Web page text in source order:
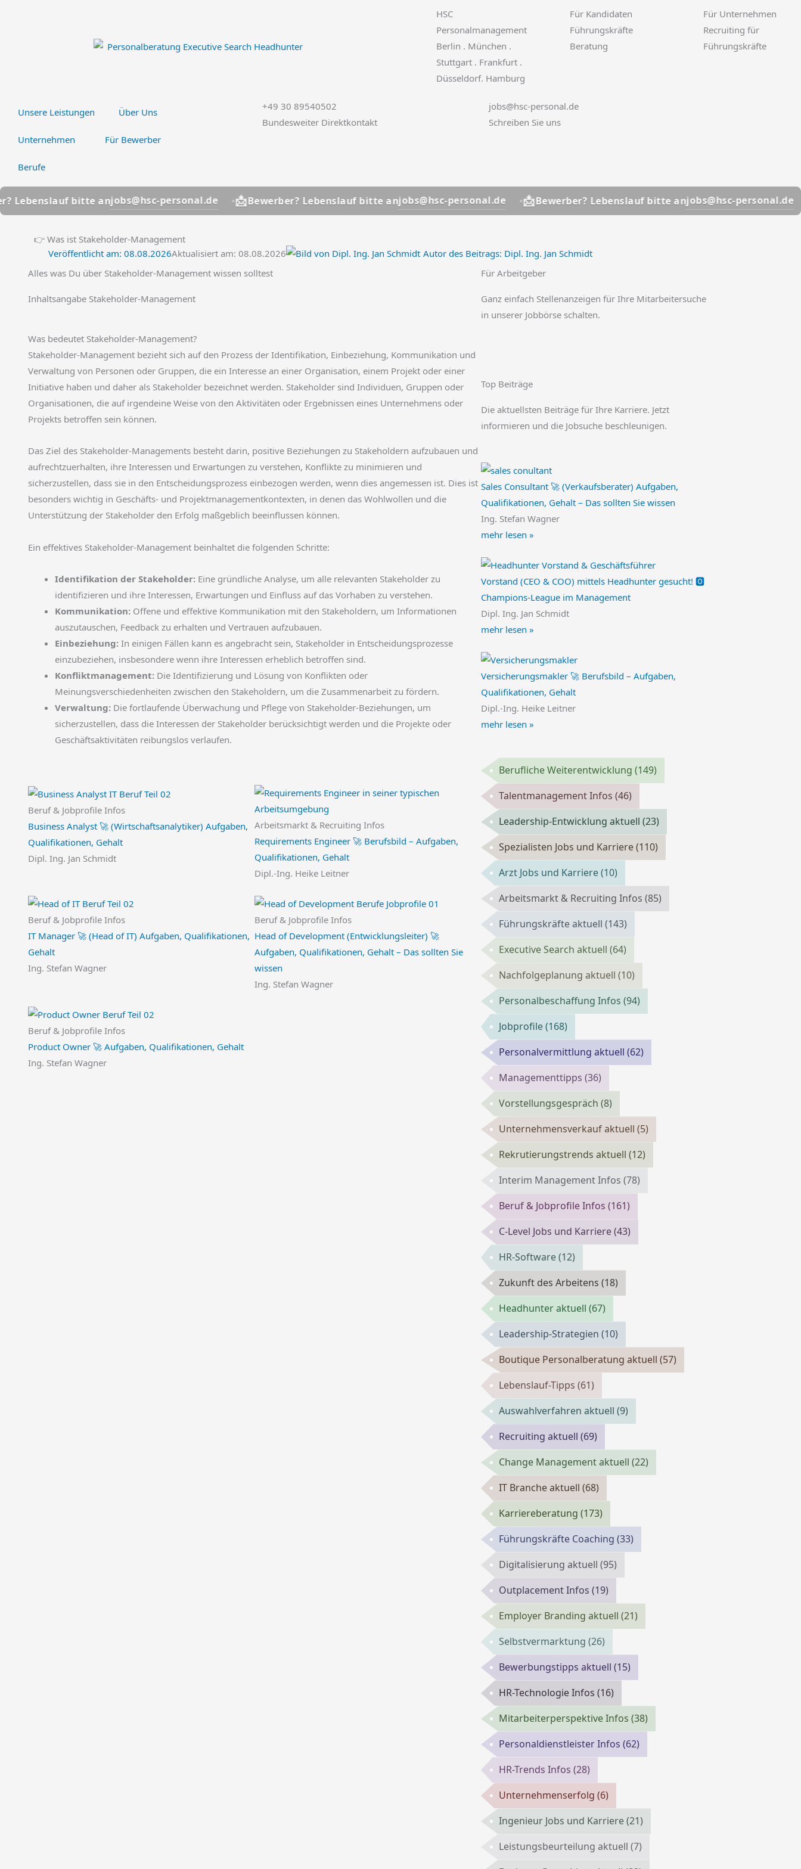
HSC
Personalmanagement
Berlin . München .
Stuttgart . Frankfurt .
Düsseldorf. Hamburg
Für Kandidaten
Führungskräfte
Beratung
Für Unternehmen
Recruiting für
Führungskräfte
Unsere Leistungen Über Uns
Unternehmen Für Bewerber
Berufe
+49 30 89540502
Bundesweiter Direktkontakt
jobs@hsc-personal.de
Schreiben Sie uns
bitte anjobs@hsc-personal.de 📩Bewerber? Lebenslauf bitte anjobs@hsc-personal.de 📩Bewerber? Lebenslauf bitte anjobs@hsc-personal.de 📩
👉 Was ist Stakeholder-Management
Veröffentlicht am: 08.08.2026Aktualisiert am: 08.08.2026 Autor des Beitrags: Dipl. Ing. Jan Schmidt
Alles was Du über Stakeholder-Management wissen solltest
Inhaltsangabe Stakeholder-Management
Was bedeutet Stakeholder-Management?
Stakeholder-Management bezieht sich auf den Prozess der Identifikation, Einbeziehung, Kommunikation und
Verwaltung von Personen oder Gruppen, die ein Interesse an einer Organisation, einem Projekt oder einer
Initiative haben und daher als Stakeholder bezeichnet werden. Stakeholder sind Individuen, Gruppen oder
Organisationen, die auf irgendeine Weise von den Aktivitäten oder Ergebnissen eines Unternehmens oder
Projekts betroffen sein können.
Das Ziel des Stakeholder-Managements besteht darin, positive Beziehungen zu Stakeholdern aufzubauen und
aufrechtzuerhalten, ihre Interessen und Erwartungen zu verstehen, Konflikte zu minimieren und
sicherzustellen, dass sie in den Entscheidungsprozess einbezogen werden, wenn dies angemessen ist. Dies ist
besonders wichtig in Geschäfts- und Projektmanagementkontexten, in denen das Wohlwollen und die
Unterstützung der Stakeholder den Erfolg maßgeblich beeinflussen können.
Ein effektives Stakeholder-Management beinhaltet die folgenden Schritte:
Identifikation der Stakeholder: Eine gründliche Analyse, um alle relevanten Stakeholder zu
identifizieren und ihre Interessen, Erwartungen und Einfluss auf das Vorhaben zu verstehen.
Kommunikation: Offene und effektive Kommunikation mit den Stakeholdern, um Informationen
auszutauschen, Feedback zu erhalten und Vertrauen aufzubauen.
Einbeziehung: In einigen Fällen kann es angebracht sein, Stakeholder in Entscheidungsprozesse
einzubeziehen, insbesondere wenn ihre Interessen erheblich betroffen sind.
Konfliktmanagement: Die Identifizierung und Lösung von Konflikten oder
Meinungsverschiedenheiten zwischen den Stakeholdern, um die Zusammenarbeit zu fördern.
Verwaltung: Die fortlaufende Überwachung und Pflege von Stakeholder-Beziehungen, um
sicherzustellen, dass die Interessen der Stakeholder berücksichtigt werden und die Projekte oder
Geschäftsaktivitäten reibungslos verlaufen.
Beruf & Jobprofile Infos
Business Analyst 🚀 (Wirtschaftsanalytiker) Aufgaben,
Qualifikationen, Gehalt
Dipl. Ing. Jan Schmidt
Arbeitsmarkt & Recruiting Infos
Requirements Engineer 🚀 Berufsbild – Aufgaben,
Qualifikationen, Gehalt
Dipl.-Ing. Heike Leitner
Beruf & Jobprofile Infos
IT Manager 🚀 (Head of IT) Aufgaben, Qualifikationen,
Gehalt
Ing. Stefan Wagner
Beruf & Jobprofile Infos
Head of Development (Entwicklungsleiter) 🚀
Aufgaben, Qualifikationen, Gehalt – Das sollten Sie
wissen
Ing. Stefan Wagner
Beruf & Jobprofile Infos
Product Owner 🚀 Aufgaben, Qualifikationen, Gehalt
Ing. Stefan Wagner
Für Arbeitgeber
Ganz einfach Stellenanzeigen für Ihre Mitarbeitersuche
in unserer Jobbörse schalten.
Top Beiträge
Die aktuellsten Beiträge für Ihre Karriere. Jetzt
informieren und die Jobsuche beschleunigen.
Sales Consultant 🚀 (Verkaufsberater) Aufgaben,
Qualifikationen, Gehalt – Das sollten Sie wissen
Ing. Stefan Wagner
mehr lesen »
Vorstand (CEO & COO) mittels Headhunter gesucht! 🅾️
Champions-League im Management
Dipl. Ing. Jan Schmidt
mehr lesen »
Versicherungsmakler 🚀 Berufsbild – Aufgaben,
Qualifikationen, Gehalt
Dipl.-Ing. Heike Leitner
mehr lesen »
Berufliche Weiterentwicklung (149)
Talentmanagement Infos (46)
Leadership-Entwicklung aktuell (23)
Spezialisten Jobs und Karriere(110)
Arzt Jobs und Karriere(10)
Arbeitsmarkt & Recruiting Infos (85)
Führungskräfte aktuell (143)
Executive Search aktuell (64)
Nachfolgeplanung aktuell (10)
Personalbeschaffung Infos (94)
Jobprofile(168)
Personalvermittlung aktuell (62)
Managementtipps (36)
Vorstellungsgespräch (8)
Unternehmensverkauf aktuell (5)
Rekrutierungstrends aktuell (12)
Interim Management Infos (78)
Beruf & Jobprofile Infos (161)
C-Level Jobs und Karriere(43)
HR-Software(12)
Zukunft des Arbeitens (18)
Headhunter aktuell (67)
Leadership-Strategien (10)
Boutique Personalberatung aktuell (57)
Lebenslauf-Tipps (61)
Auswahlverfahren aktuell (9)
Recruiting aktuell (69)
Change Management aktuell (22)
IT Branche aktuell (68)
Karriereberatung (173)
Führungskräfte Coaching (33)
Digitalisierung aktuell (95)
Outplacement Infos (19)
Employer Branding aktuell (21)
Selbstvermarktung (26)
Bewerbungstipps aktuell (15)
HR-Technologie Infos (16)
Mitarbeiterperspektive Infos (38)
Personaldienstleister Infos (62)
HR-Trends Infos (28)
Unternehmenserfolg (6)
Ingenieur Jobs und Karriere(21)
Leistungsbeurteilung aktuell (7)